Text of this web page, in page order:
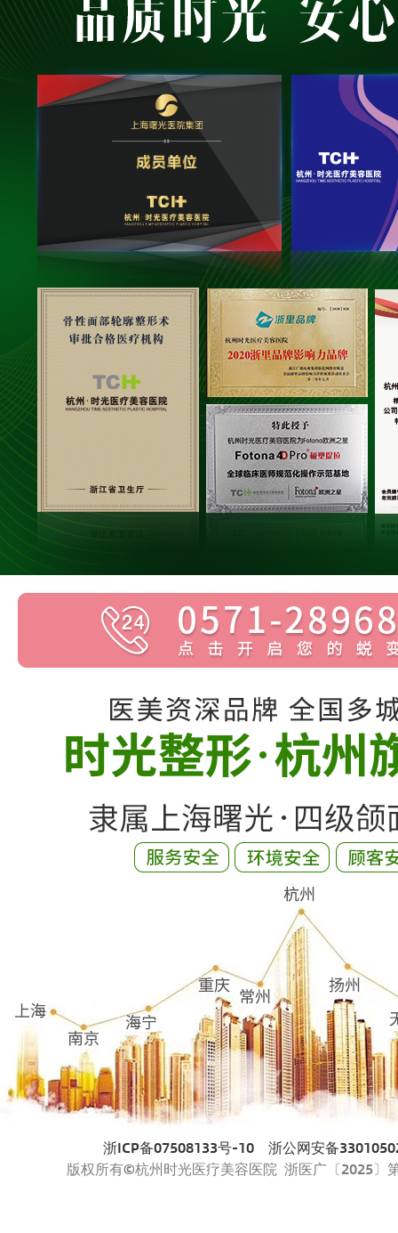
浙ICP备07508133号-10
浙公网安备
版权所有©杭州时光医疗美容医院 浙医广〔2025〕